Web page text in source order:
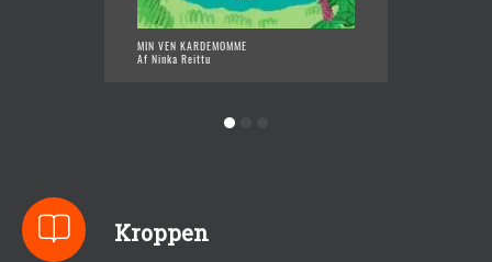
MIN VEN KARDEMOMME
Af Ninka Reittu
Kroppen